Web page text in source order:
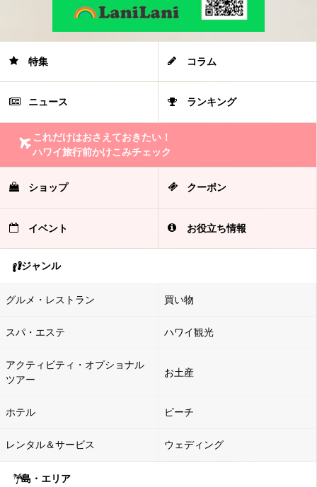
特集 コラム
ニュース ランキング
これだけはおさえておきたい！
ハワイ旅行前かけこみチェック
ショップ クーポン
イベント お役立ち情報
ジャンル
グルメ・レストラン 買い物
スパ・エステ ハワイ観光
アクティビティ・オプショナル
ツアー
お土産
ホテル ビーチ
レンタル＆サービス ウェディング
島・エリア